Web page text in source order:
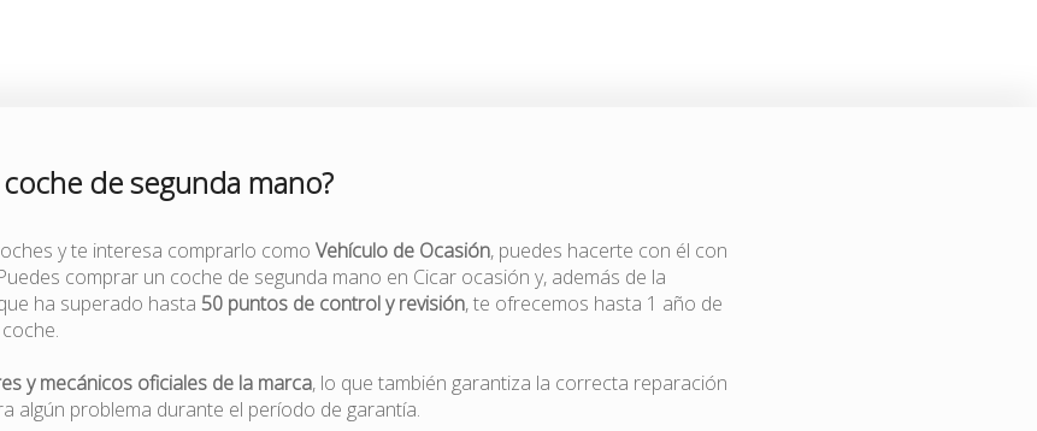
de segunda mano?
y te interesa comprarlo como Vehículo de Ocasión, puedes hacerte con él con
comprar un coche de segunda mano en Cicar ocasión y, además de la
ha superado hasta 50 puntos de control y revisión, te ofrecemos hasta 1 año de
y mecánicos oficiales de la marca, lo que también garantiza la correcta reparación
algún problema durante el período de garantía.